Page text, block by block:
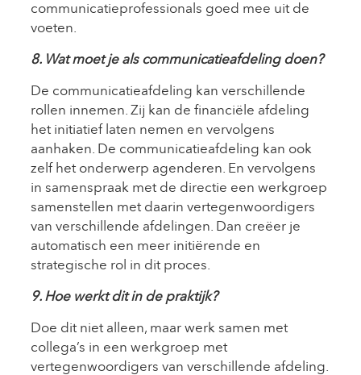
communicatieprofessionals goed mee uit de
voeten.
8. Wat moet je als communicatieafdeling doen?
De communicatieafdeling kan verschillende
rollen innemen. Zij kan de financiële afdeling
het initiatief laten nemen en vervolgens
aanhaken. De communicatieafdeling kan ook
zelf het onderwerp agenderen. En vervolgens
in samenspraak met de directie een werkgroep
samenstellen met daarin vertegenwoordigers
van verschillende afdelingen. Dan creëer je
automatisch een meer initiërende en
strategische rol in dit proces.
9. Hoe werkt dit in de praktijk?
Doe dit niet alleen, maar werk samen met
collega’s in een werkgroep met
vertegenwoordigers van verschillende afdeling.